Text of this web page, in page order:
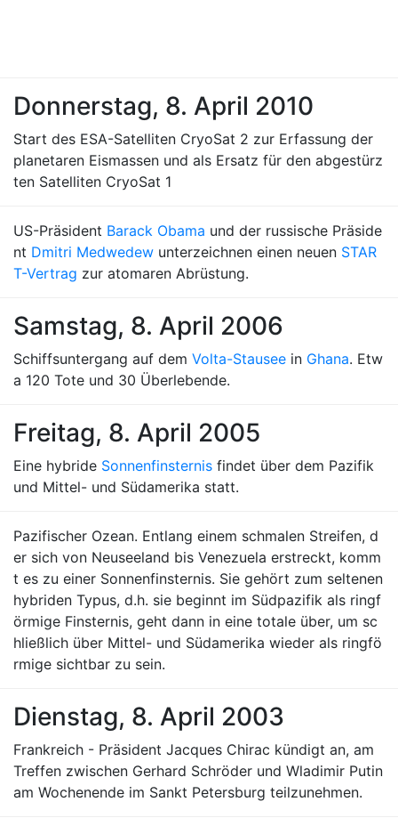
Donnerstag, 8. April 2010
Start des ESA-Satelliten CryoSat 2 zur Erfassung der
planetaren Eismassen und als Ersatz für den abgestürz
ten Satelliten CryoSat 1
US-Präsident Barack Obama und der russische Präside
nt Dmitri Medwedew unterzeichnen einen neuen STAR
T-Vertrag zur atomaren Abrüstung.
Samstag, 8. April 2006
Schiffsuntergang auf dem Volta-Stausee in Ghana. Etw
a 120 Tote und 30 Überlebende.
Freitag, 8. April 2005
Eine hybride Sonnenfinsternis findet über dem Pazifik
und Mittel- und Südamerika statt.
Pazifischer Ozean. Entlang einem schmalen Streifen, d
er sich von Neuseeland bis Venezuela erstreckt, komm
t es zu einer Sonnenfinsternis. Sie gehört zum seltenen
hybriden Typus, d.h. sie beginnt im Südpazifik als ringf
örmige Finsternis, geht dann in eine totale über, um sc
hließlich über Mittel- und Südamerika wieder als ringfö
rmige sichtbar zu sein.
Dienstag, 8. April 2003
Frankreich - Präsident Jacques Chirac kündigt an, am
Treffen zwischen Gerhard Schröder und Wladimir Putin
am Wochenende im Sankt Petersburg teilzunehmen.